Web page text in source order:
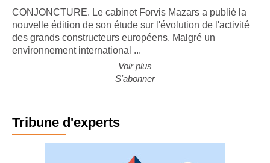
CONJONCTURE. Le cabinet Forvis Mazars a publié la
nouvelle édition de son étude sur l'évolution de l'activité
des grands constructeurs européens. Malgré un
environnement international ...
Voir plus
S'abonner
Tribune d'experts